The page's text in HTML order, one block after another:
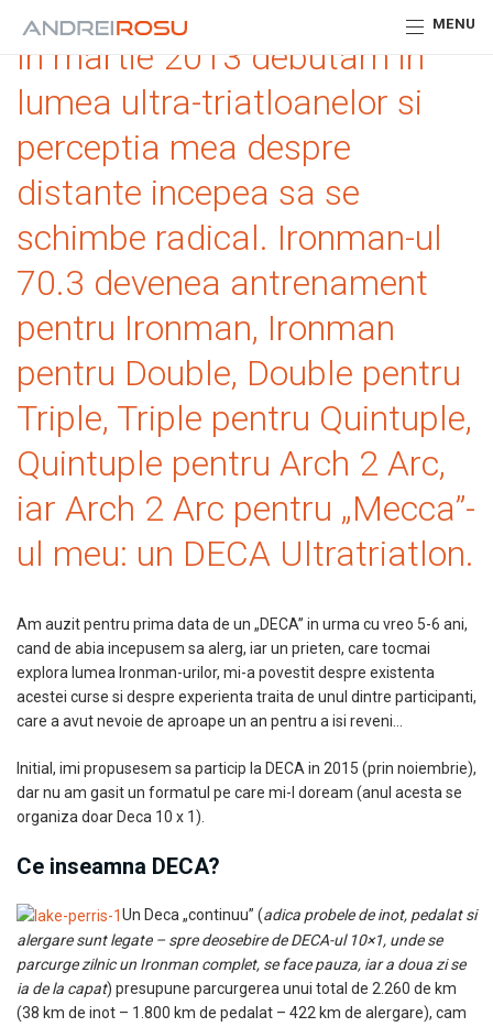
MENU
In martie 2013 debutam in
lumea ultra-triatloanelor si
perceptia mea despre
distante incepea sa se
schimbe radical. Ironman-ul
70.3 devenea antrenament
pentru Ironman, Ironman
pentru Double, Double pentru
Triple, Triple pentru Quintuple,
Quintuple pentru Arch 2 Arc,
iar Arch 2 Arc pentru „Mecca”-
ul meu: un DECA Ultratriatlon.
Am auzit pentru prima data de un „DECA” in urma cu vreo 5-6 ani,
cand de abia incepusem sa alerg, iar un prieten, care tocmai
explora lumea Ironman-urilor, mi-a povestit despre existenta
acestei curse si despre experienta traita de unul dintre participanti,
care a avut nevoie de aproape un an pentru a isi reveni…
Initial, imi propusesem sa particip la DECA in 2015 (prin noiembrie),
dar nu am gasit un formatul pe care mi-l doream (anul acesta se
organiza doar Deca 10 x 1).
Ce inseamna DECA?
Un Deca „continuu” (adica probele de inot, pedalat si
alergare sunt legate – spre deosebire de DECA-ul 10×1, unde se
parcurge zilnic un Ironman complet, se face pauza, iar a doua zi se
ia de la capat) presupune parcurgerea unui total de 2.260 de km
(38 km de inot – 1.800 km de pedalat – 422 km de alergare), cam